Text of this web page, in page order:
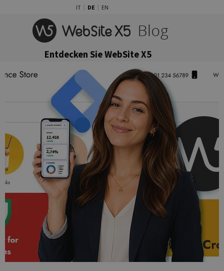
IT DE EN
Menü überspringen
Entdecken Sie WebSite X5